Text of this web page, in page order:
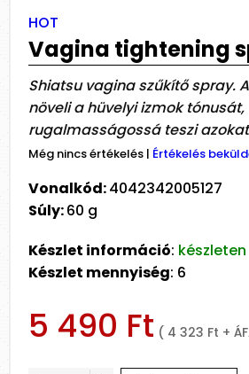
HOT
Vagina tightening
Shiatsu vagina szűkítő spray.
növeli a hüvelyi izmok tónusát,
rugalmasságossá teszi
Még nincs értékelés | Értékelés
Vonalkód:4042342005127
Súly:60 g
Készlet információ: készleten
Készlet mennyiség: 6
5 490 Ft ( 4 323 Ft +